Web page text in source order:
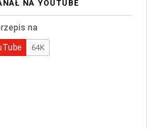
NA YOUTUBE